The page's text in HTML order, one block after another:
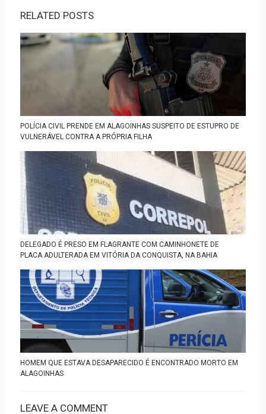
RELATED POSTS
POLÍCIA CIVIL PRENDE EM ALAGOINHAS SUSPEITO DE ESTUPRO DE
VULNERÁVEL CONTRA A PRÓPRIA FILHA
DELEGADO É PRESO EM FLAGRANTE COM CAMINHONETE DE
PLACA ADULTERADA EM VITÓRIA DA CONQUISTA, NA BAHIA
HOMEM QUE ESTAVA DESAPARECIDO É ENCONTRADO MORTO EM
ALAGOINHAS
LEAVE A COMMENT